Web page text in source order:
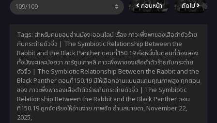
ก่อนหน้า ถัดไป
Tags: สำหรับคนชอบอ่านมังงะออนไลน์ เรื่อง ภาวะพึ่งพาของเสือดำตัวร้าย
กับกระต่ายตัวจิ๋ว | The Symbiotic Relationship Between the
Rabbit and the Black Panther ตอนที่150.19 คือหนึ่งในตอนที่ต้องลอง
ทั้งมังงะและมังฮวา การ์ตูนเกาหลี ภาวะพึ่งพาของเสือดำตัวร้ายกับกระต่าย
ตัวจิ๋ว | The Symbiotic Relationship Between the Rabbit and the
Black Panther ตอนที่150.19 มีให้เลือกอ่านแบบสแกนคุณภาพสูง ทุกตอน
ของ ภาวะพึ่งพาของเสือดำตัวร้ายกับกระต่ายตัวจิ๋ว | The Symbiotic
Relationship Between the Rabbit and the Black Panther ตอน
ที่150.19 ถูกจัดเรียงให้อ่านง่าย ภาพชัด อ่านสบายตา, November 22,
2025,